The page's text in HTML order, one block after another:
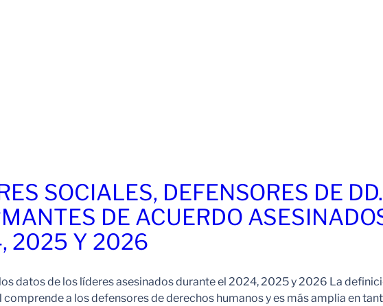
SOCIALES, DEFENSORES DE
DE ACUERDO
2025 Y 2026
datos de los líderes asesinados durante el 2024, 2025 y 2026 La
a los defensores de derechos humanos y es más amplia en